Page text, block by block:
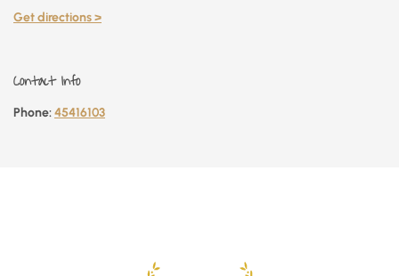
Get directions >
Contact Info
Phone:45416103